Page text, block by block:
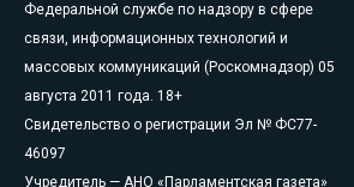
Федеральной службе по надзору в сфере
связи, информационных технологий и
массовых коммуникаций (Роскомнадзор) 05
августа 2011 года. 18+
Свидетельство о регистрации Эл № ФС77-
46097
Учредитель — АНО «Парламентская газета»